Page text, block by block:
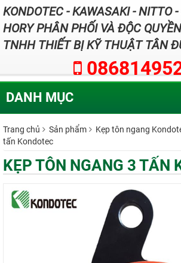
KONDOTEC - KAWASAKI - NITTO
HORY PHÂN PHỐI VÀ ĐỘC
TNHH THIẾT BỊ KỸ THUẬT TÂN
DANH MỤC
Trang chủ Sản phẩm Kẹp tôn ngang
tấn Kondotec
KẸP TÔN NGANG 3 TẤN